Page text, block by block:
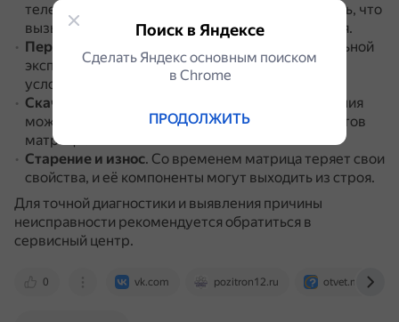
телевизора внутрь могут попасть влага или пыль, что
вызывает коррозию и выводит матрицу из строя.
Перегрев
Он может произойти из-за неправильной
эксплуатации или использования телевизора в
условиях повышенной температуры воздуха.
Скачки напряжения
Нестабильность напряжения
может вызвать перегорание отдельных элементов
матрицы.
Старение и износ. Со временем матрица теряет свои
свойства, и её компоненты могут выходить из строя.
Для точной диагностики и выявления причины
неисправности рекомендуется обратиться в
сервисный центр.
0 vk.com pozitron12.ru otvet.mail.ru
Поиск в Яндексе
Сделать Яндекс основным поиском
в Сhrome
ПРОДОЛЖИТЬ